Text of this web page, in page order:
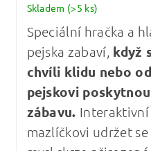
Skladem (>5 ks)
Speciální hračka a
pejska zabaví, když
chvíli klidu nebo
pejskovi
zábavu.
mazlíčkovi udržet